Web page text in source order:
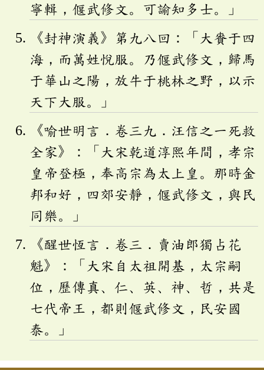
寧輯，偃武修文。可諭知多士。」
《封神演義》第九八回：「大賚于四
海，而萬姓悅服。乃偃武修文，歸馬
于華山之陽，放牛于桃林之野，以示
天下大服。」
《喻世明言．卷三九．汪信之一死救
全家》：「大宋乾道淳熙年間，孝宗
皇帝登極，奉高宗為太上皇。那時金
邦和好，四郊安靜，偃武修文，與民
同樂。」
《醒世恆言．卷三．賣油郎獨占花
魁》：「大宋自太祖開基，太宗嗣
位，歷傳真、仁、英、神、哲，共是
七代帝王，都則偃武修文，民安國
泰。」